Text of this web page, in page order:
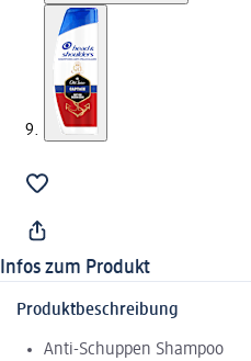
Infos zum Produkt
Produktbeschreibung
Anti-Schuppen Shampoo